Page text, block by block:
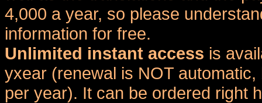
4,000 a year, so please
information for free.
Unlimited instant access is
yxear (renewal is NOT
per year). It can be ordered right